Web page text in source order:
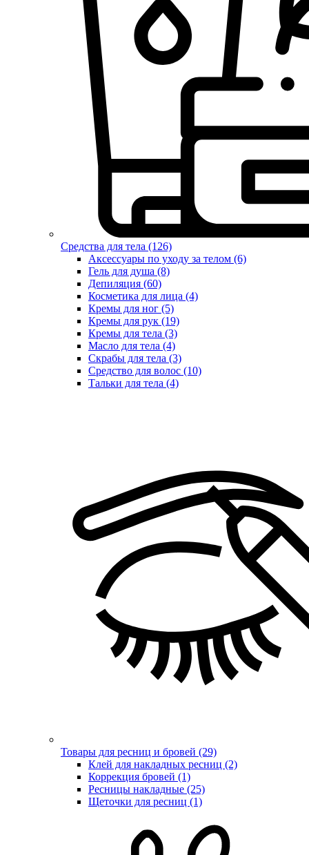
Средства для тела (126)
Аксессуары по уходу за телом (6)
Гель для душа (8)
Депиляция (60)
Косметика для лица (4)
Кремы для ног (5)
Кремы для рук (19)
Кремы для тела (3)
Масло для тела (4)
Скрабы для тела (3)
Средство для волос (10)
Тальки для тела (4)
Товары для ресниц и бровей (29)
Клей для накладных ресниц (2)
Коррекция бровей (1)
Ресницы накладные (25)
Щеточки для ресниц (1)